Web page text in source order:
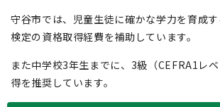
守谷市では、児童生徒に確かな学力を育成
検定の資格取得経費を補助しています。
また中学校3年生までに、3級（CEFRA1レ
得を推奨しています。